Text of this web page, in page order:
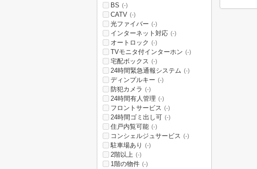
BS (-)
CATV (-)
光ファイバー (-)
インターネット対応 (-)
オートロック (-)
TVモニタ付インターホン (-)
宅配ボックス (-)
24時間緊急通報システム (-)
ディンプルキー (-)
防犯カメラ (-)
24時間有人管理 (-)
フロントサービス (-)
24時間ゴミ出し可 (-)
住戸内覧可能 (-)
コンシェルジュサービス (-)
駐車場あり (-)
2階以上 (-)
1階の物件 (-)